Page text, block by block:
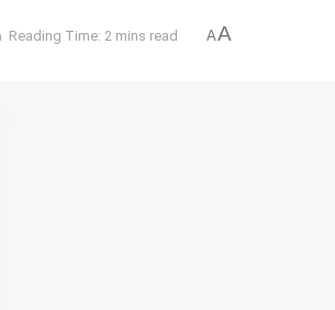
Reading Time: 2 mins read AA